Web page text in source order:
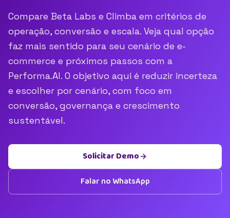
Compare Beta Labs e Climba em critérios de
operação, conversão e escala. Veja qual opção
faz mais sentido para seu cenário de e-
commerce e próximos passos com a
Performa.AI. O objetivo aqui é reduzir incerteza
e escolher por cenário, com foco em
conversão, governança e crescimento
sustentável.
Solicitar Demo
Falar no WhatsApp